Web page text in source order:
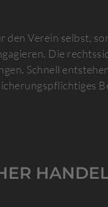
Verein selbst,
Die
Schnell